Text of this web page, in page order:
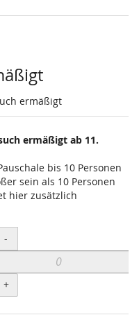
ermäßigt
ermäßigt ab 11.
bis 10 Personen
sein als 10 Personen
hier zusätzlich
Menge
-
+